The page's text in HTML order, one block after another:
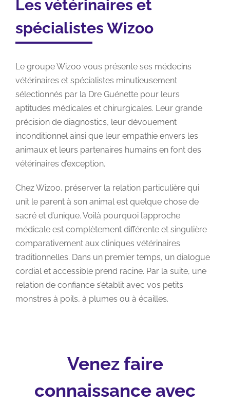
Les vétérinaires et
spécialistes Wizoo
Le groupe Wizoo vous présente ses médecins
vétérinaires et spécialistes minutieusement
sélectionnés par la Dre Guénette pour leurs
aptitudes médicales et chirurgicales. Leur grande
précision de diagnostics, leur dévouement
inconditionnel ainsi que leur empathie envers les
animaux et leurs partenaires humains en font des
vétérinaires d’exception.
Chez Wizoo, préserver la relation particulière qui
unit le parent à son animal est quelque chose de
sacré et d’unique. Voilà pourquoi l’approche
médicale est complètement différente et singulière
comparativement aux cliniques vétérinaires
traditionnelles. Dans un premier temps, un dialogue
cordial et accessible prend racine. Par la suite, une
relation de confiance s’établit avec vos petits
monstres à poils, à plumes ou à écailles.
Venez faire
connaissance avec